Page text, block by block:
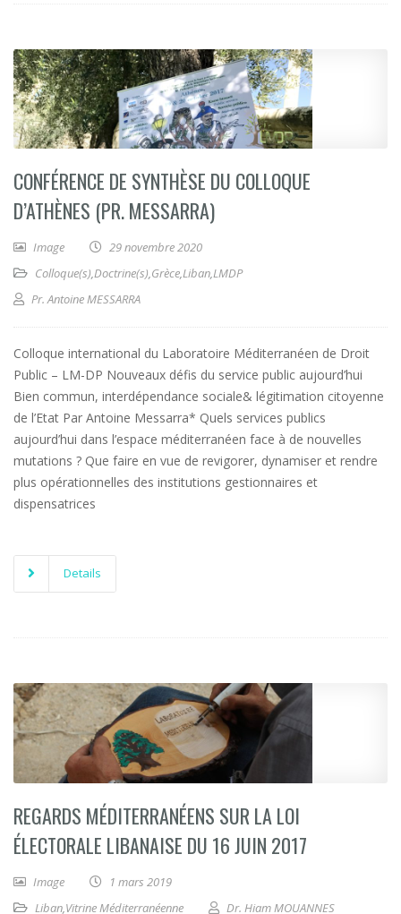
CONFÉRENCE DE SYNTHÈSE DU COLLOQUE
D’ATHÈNES (PR. MESSARRA)
Image
29 novembre 2020
Colloque(s),Doctrine(s),Grèce,Liban,LMDP
Pr. Antoine MESSARRA
Colloque international du Laboratoire Méditerranéen de Droit
Public – LM-DP Nouveaux défis du service public aujourd’hui
Bien commun, interdépendance sociale& légitimation citoyenne
de l’Etat Par Antoine Messarra* Quels services publics
aujourd’hui dans l’espace méditerranéen face à de nouvelles
mutations ? Que faire en vue de revigorer, dynamiser et rendre
plus opérationnelles des institutions gestionnaires et
dispensatrices
Details
REGARDS MÉDITERRANÉENS SUR LA LOI
ÉLECTORALE LIBANAISE DU 16 JUIN 2017
Image
1 mars 2019
Liban,Vitrine Méditerranéenne Dr. Hiam MOUANNES